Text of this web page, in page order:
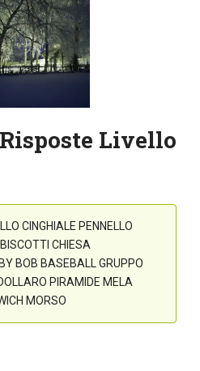
Livello
CINGHIALE PENNELLO
CHIESA
BOB BASEBALL GRUPPO
PIRAMIDE MELA
MORSO